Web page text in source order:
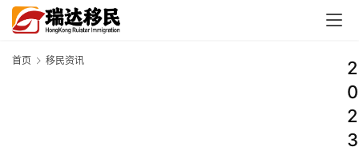
首页 移民资讯
2
0
2
3